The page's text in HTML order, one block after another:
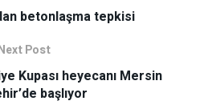
betonlaşma tepkisi
Post
Kupası heyecanı Mersin
başlıyor